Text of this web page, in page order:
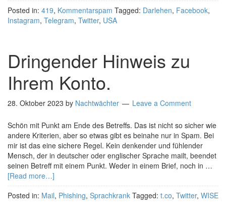
Posted in: 419, Kommentarspam Tagged: Darlehen, Facebook,
Instagram, Telegram, Twitter, USA
Dringender Hinweis zu
Ihrem Konto.
28. Oktober 2023 by Nachtwächter Leave a Comment
Schön mit Punkt am Ende des Betreffs. Das ist nicht so sicher wie
andere Kriterien, aber so etwas gibt es beinahe nur in Spam. Bei
mir ist das eine sichere Regel. Kein denkender und fühlender
Mensch, der in deutscher oder englischer Sprache mailt, beendet
seinen Betreff mit einem Punkt. Weder in einem Brief, noch in …
[Read more…]
Posted in: Mail, Phishing, Sprachkrank Tagged: t.co, Twitter, WISE